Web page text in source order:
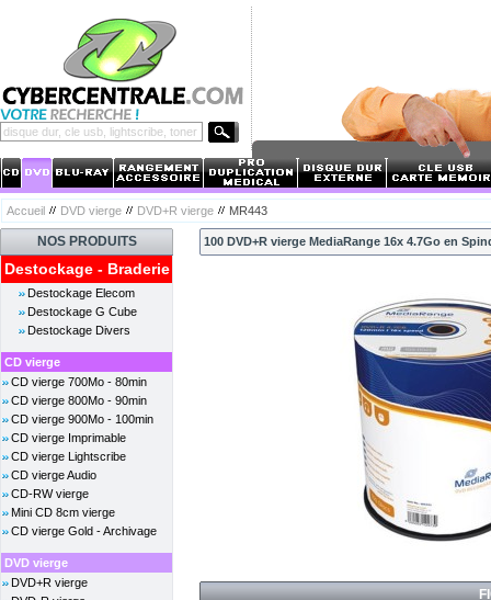
Accueil DVD vierge DVD+R vierge MR443
NOS PRODUITS
Destockage - Braderie
Destockage Elecom
Destockage G Cube
Destockage Divers
CD vierge
CD vierge 700Mo - 80min
CD vierge 800Mo - 90min
CD vierge 900Mo - 100min
CD vierge Imprimable
CD vierge Lightscribe
CD vierge Audio
CD-RW vierge
Mini CD 8cm vierge
CD vierge Gold - Archivage
DVD vierge
DVD+R vierge
100 DVD+R vierge MediaRange 16x 4.7Go en